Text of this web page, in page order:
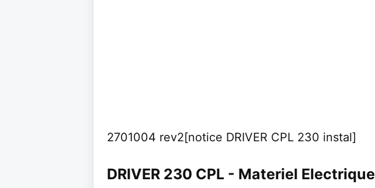
2701004 rev2[notice DRIVER CPL 230 instal]
DRIVER 230 CPL - Materiel Electrique